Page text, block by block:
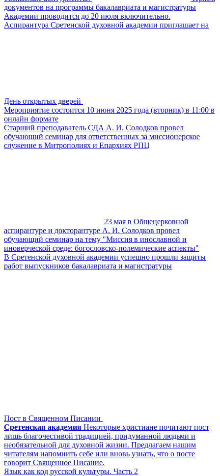
документов на программы бакалавриата и магистратуры
Академии проводится до 20 июля включительно.
Аспирантура Сретенской духовной академии приглашает на
День открытых дверей
Мероприятие состоится 10 июня 2025 года (вторник) в 11:00 в
онлайн формате
Старший преподаватель СДА А. И. Солодков провел
обучающий семинар для ответственных за миссионерское
служение в Митрополиях и Епархиях РПЦ
23 мая в Общецерковной
аспирантуре и докторантуре А. И. Солодков провел
обучающий семинар на тему "Миссия в инославной и
иноверческой среде: богословско-полемические аспекты"
В Сретенской духовной академии успешно прошли защиты
работ выпускников бакалавриата и магистратуры
Пост в Священном Писании
Сретенская академия Некоторые христиане почитают пост
лишь благочестивой традицией, придуманной людьми и
необязательной для духовной жизни. Предлагаем нашим
читателям напомнить себе или вновь узнать, что о посте
говорит Священное Писание.
Язык как код русской культуры. Часть 2